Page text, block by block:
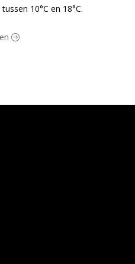
10°C en 18°C.